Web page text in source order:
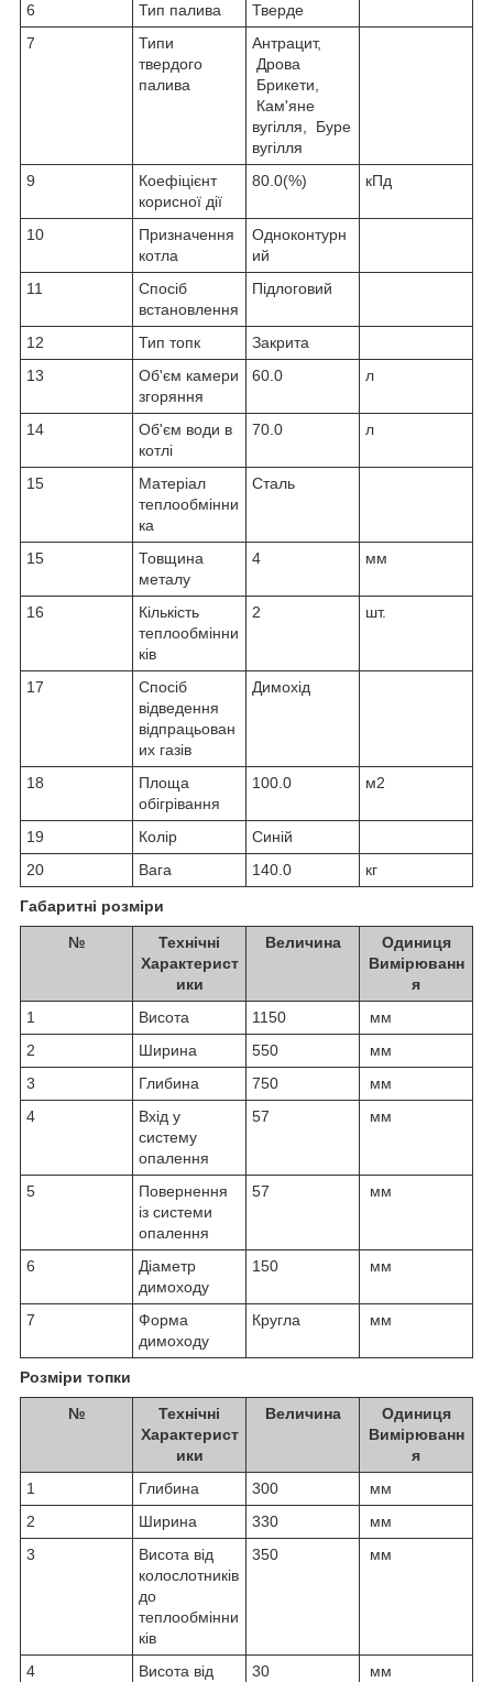
6
Тип палива
Тверде
7
Типи
твердого
палива
Антрацит,
Дрова
Брикети,
Кам'яне
вугілля, Буре
вугілля
9
Коефіцієнт
корисної дії
80.0(%) кПд
10
Призначення
котла
Одноконтурн
ий
11
Спосіб
встановлення
Підлоговий
12 Тип топк
Закрита
13
Об'єм камери
згоряння
60.0 л
14
Об'єм води в
котлі
70.0 л
15
Матеріал
теплообмінни
ка
Сталь
15
Товщина
металу
4 мм
16
Кількість
теплообмінни
ків
2 шт.
17
Спосіб
відведення
відпрацьован
их газів
Димохід
18
Площа
обігрівання
100.0 м2
19 Колір
Синій
20
Вага 140.0 кг
Габаритні розміри
№
Технічні
Характерист
ики
Величина
Одиниця
Вимірюванн
я
1
Висота 1150
мм
2
Ширина 550
мм
3
Глибина 750
мм
4
Вхід у
систему
опалення
57 мм
5
Повернення
із системи
опалення
57 мм
6
Діаметр
димоходу
150 мм
7
Форма
димоходу
Кругла мм
Розміри топки
№
Технічні
Характерист
ики
Величина
Одиниця
Вимірюванн
я
1
Глибина 300
мм
2
Ширина 330
мм
3
Висота від
колослотників
до
теплообмінни
ків
350 мм
4 Висота від 30 мм